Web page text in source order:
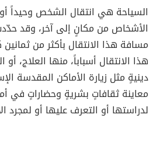
السياحة هي انتقال الشخص وحيداً
الأشخاص من مكانٍ إلى آخر، وقد
مسافة هذا الانتقال بأكثر من
هذا الانتقال أسباباً، منها العلاج، أو
دينيةٍ مثل زيارة الأماكن المقدسة
معاينة ثقافاتٍ بشريةٍ وحضاراتٍ في
لدراستها أو التعرف عليها أو لمجرد